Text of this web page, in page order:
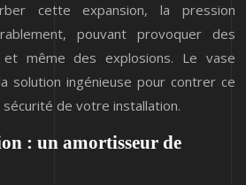
cette expansion, la pression
pouvant provoquer des
même des explosions. Le vase
solution ingénieuse pour contrer ce
de votre installation.
: un amortisseur de